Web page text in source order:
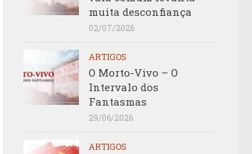
muita desconfiança
02/07/2026
ARTIGOS
O Morto-Vivo – O
Intervalo dos
Fantasmas
29/06/2026
ARTIGOS